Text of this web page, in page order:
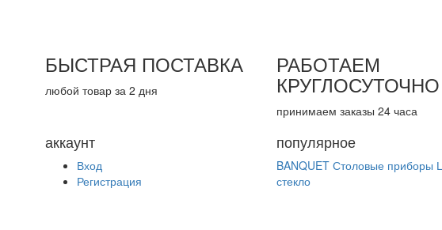
БЫСТРАЯ ПОСТАВКА
любой товар за 2 дня
РАБОТАЕМ
КРУГЛОСУТОЧНО
принимаем заказы 24 часа
аккаунт
Вход
Регистрация
популярное
BANQUET Столовые приборы
стекло